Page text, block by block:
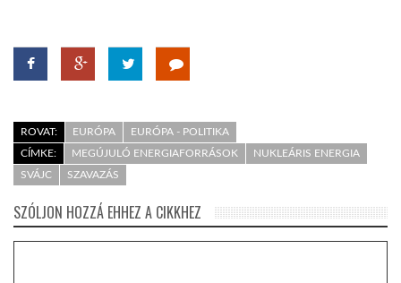
ROVAT: EURÓPA
EURÓPA - POLITIKA
CÍMKE:
MEGÚJULÓ ENERGIAFORRÁSOK
NUKLEÁRIS ENERGIA
SVÁJC
SZAVAZÁS
SZÓLJON HOZZÁ EHHEZ A CIKKHEZ